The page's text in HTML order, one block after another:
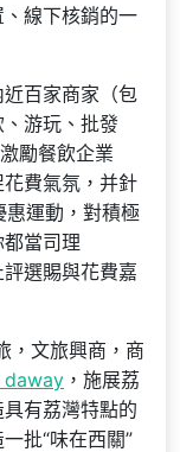
線下核銷的一
百家商家（包
游玩、批發
勵餐飲企業
花費氣氛，并針
惠運動，對積極
當司理
選賜與花費嘉
，文旅興商，商
daway ，施展荔
有荔灣特點的
批“味在西關”